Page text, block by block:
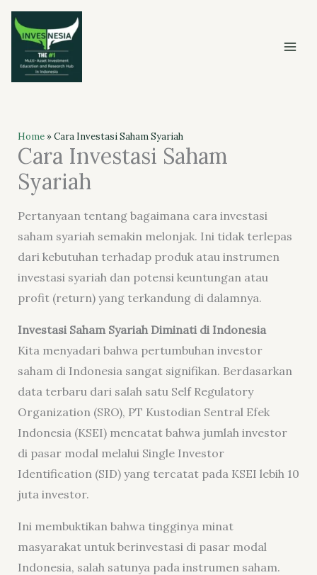
Skip
content
Home»Cara Investasi Saham Syariah
Cara Investasi Saham
Syariah
Pertanyaan tentang bagaimana cara investasi
saham syariah semakin melonjak. Ini tidak terlepas
dari kebutuhan terhadap produk atau instrumen
investasi syariah dan potensi keuntungan atau
profit (return) yang terkandung di dalamnya.
Investasi Saham Syariah Diminati di Indonesia
Kita menyadari bahwa pertumbuhan investor
saham di Indonesia sangat signifikan. Berdasarkan
data terbaru dari salah satu Self Regulatory
Organization (SRO), PT Kustodian Sentral Efek
Indonesia (KSEI) mencatat bahwa jumlah investor
di pasar modal melalui Single Investor
Identification (SID) yang tercatat pada KSEI lebih 10
juta investor.
Ini membuktikan bahwa tingginya minat
masyarakat untuk berinvestasi di pasar modal
Indonesia, salah satunya pada instrumen saham.